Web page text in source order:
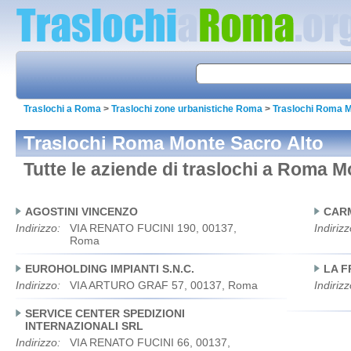
Traslochi a Roma > Traslochi zone urbanistiche Roma > Traslochi Roma
Traslochi Roma Monte Sacro Alto
Tutte le aziende di traslochi a Roma
AGOSTINI VINCENZO
Indirizzo:
VIA RENATO FUCINI 190, 00137,
Roma
EUROHOLDING IMPIANTI S.N.C.
Indirizzo:
VIA ARTURO GRAF 57, 00137, Roma
LA
SERVICE CENTER SPEDIZIONI
INTERNAZIONALI SRL
Indirizzo:
VIA RENATO FUCINI 66, 00137,